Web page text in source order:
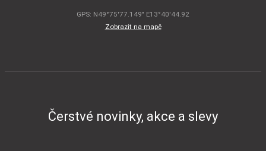
GPS: N49°75'77.149" E13°40'44.92
Zobrazit na mapě
Čerstvé novinky, akce a slevy